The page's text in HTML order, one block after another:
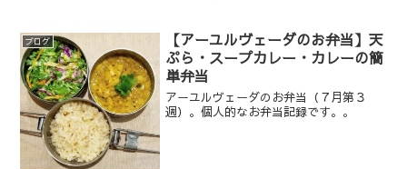
ブログ
【アーユルヴェーダのお弁当】天
ぷら・スープカレー・カレーの簡
単弁当
アーユルヴェーダのお弁当（７月第３
週）。個人的なお弁当記録です。。